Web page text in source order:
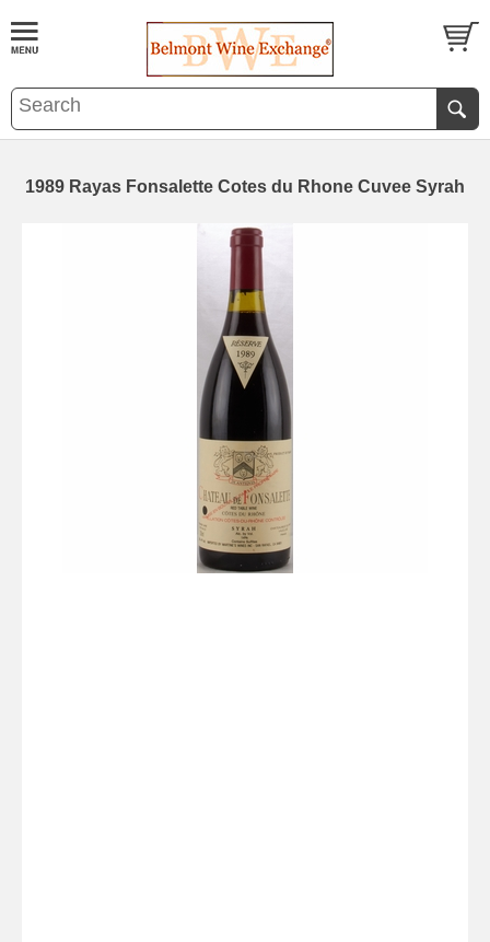
1989 Rayas Fonsalette Cotes du Rhone Cuvee Syrah